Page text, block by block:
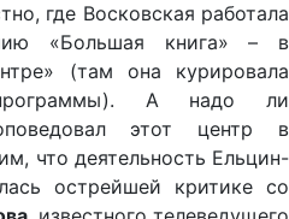
где Восковская работала
«Большая книга» – в
(там она курировала
А надо ли
этот центр в
что деятельность Ельцин-
острейшей критике со